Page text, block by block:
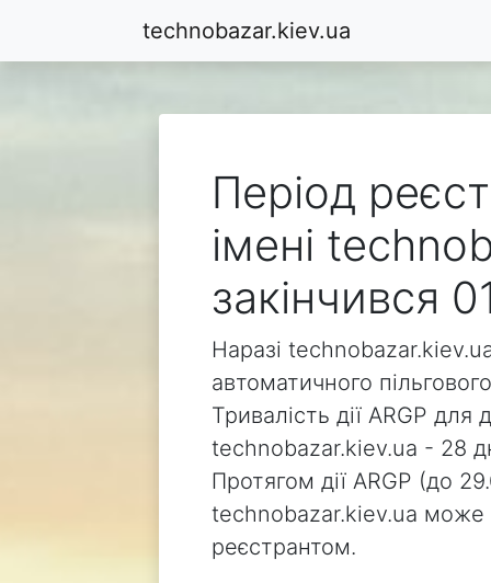
technobazar.kiev.ua
Період
імені
закінчився
Наразі
автоматичного
Тривалість дії ARGP для
technobazar.kiev.ua - 28
Протягом дії ARGP (до
technobazar.kiev.ua може
реєстрантом.